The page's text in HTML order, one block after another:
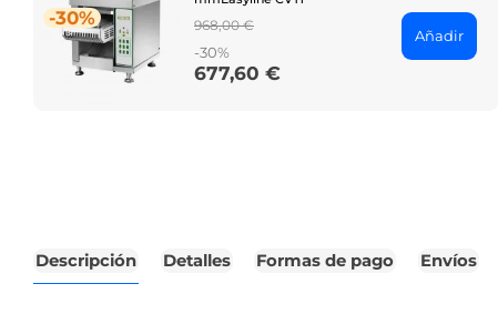
-30%
Regular
price
968,00 €
-30%
Price
677,60 €
Añadir
Descripción Detalles Formas de pago Envíos